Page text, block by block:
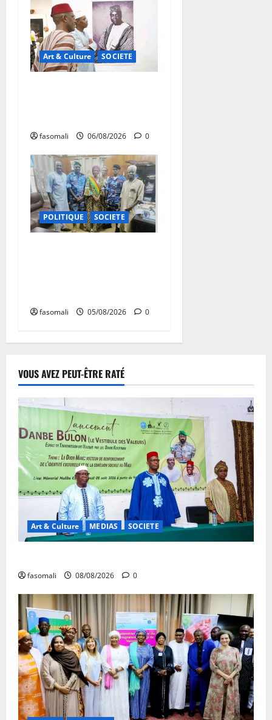
Art & Culture SOCIETE
fasomali 06/08/2026 0
POLITIQUE SOCIETE
fasomali 05/08/2026 0
VOUS AVEZ PEUT-ÊTRE RATÉ
Art & Culture MEDIAS SOCIETE
fasomali 08/08/2026 0